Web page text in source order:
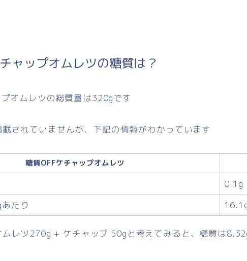
ャップオムレツの糖質は？
オムレツの総質量は320gです
されていませんが、下記の情報がわかっています
糖質OFFケチャップオムレツ
0.1g
たり
レツ270g + ケチャップ 50gと考えてみると、糖質は